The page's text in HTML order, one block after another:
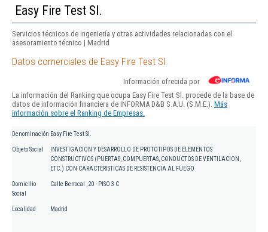
Easy Fire Test Sl.
Servicios técnicos de ingeniería y otras actividades relacionadas con el
asesoramiento técnico | Madrid
Datos comerciales de Easy Fire Test Sl.
Información ofrecida por
La información del Ranking que ocupa Easy Fire Test Sl. procede de la base de
datos de información financiera de INFORMA D&B S.A.U. (S.M.E.). Más
información sobre el Ranking de Empresas.
Denominación Easy Fire Test Sl.
Objeto Social
INVESTIGACION Y DESARROLLO DE PROTOTIPOS DE ELEMENTOS
CONSTRUCTIVOS (PUERTAS, COMPUERTAS, CONDUCTOS DE VENTILACION,
ETC.) CON CARACTERISTICAS DE RESISTENCIA AL FUEGO
Domicilio
Social
Calle Berrocal , 20 - PISO 3 C
Localidad Madrid